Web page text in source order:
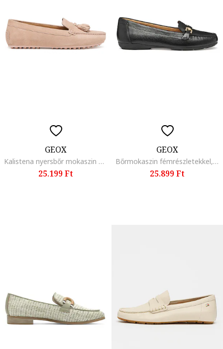
GEOX
Kalistena nyersbőr mokaszin bojtokkal, Halvány narancssárga
25.199 Ft
GEOX
Bőrmokaszin fémrészletekkel, Fekete
25.899 Ft